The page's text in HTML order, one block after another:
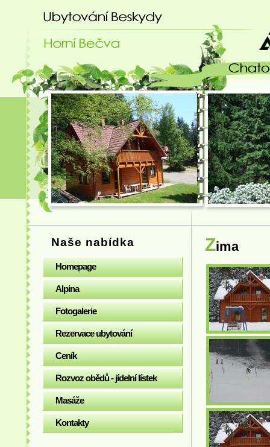
Ubytování Beskydy - chatový
Naše nabídka
Homepage
Alpina
Fotogalerie
Rezervace ubytování
Ceník
Rozvoz obědů - jídelní lístek
Masáže
Kontakty
Zima